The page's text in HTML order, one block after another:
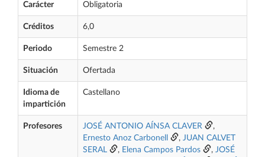
Carácter Obligatoria
Créditos 6,0
Periodo Semestre 2
Situación Ofertada
Idioma de
impartición
Castellano
Profesores JOSÉ ANTONIO AÍNSA CLAVER
,
Ernesto Anoz Carbonell
, JUAN CALVET
SERAL
, Elena Campos Pardos , JOSÉ